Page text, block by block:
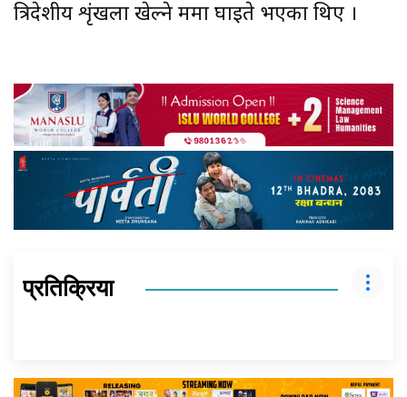
त्रिदेशीय शृंखला खेल्ने क्रममा घाइते भएका थिए ।
प्रतिक्रिया